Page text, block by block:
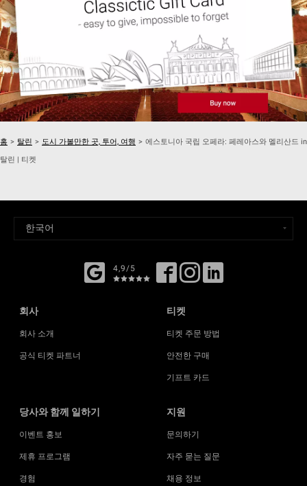
홈 > 탈린 > 도시 가볼만한 곳, 투어, 여행 > 에스토니아 국립 오페라: 페레아스와 멜리산드 in
탈린 | 티켓
4,9/5
회사
회사 소개
공식 티켓 파트너
티켓
티켓 주문 방법
안전한 구매
기프트 카드
당사와 함께 일하기
이벤트 홍보
제휴 프로그램
경험
지원
문의하기
자주 묻는 질문
채용 정보